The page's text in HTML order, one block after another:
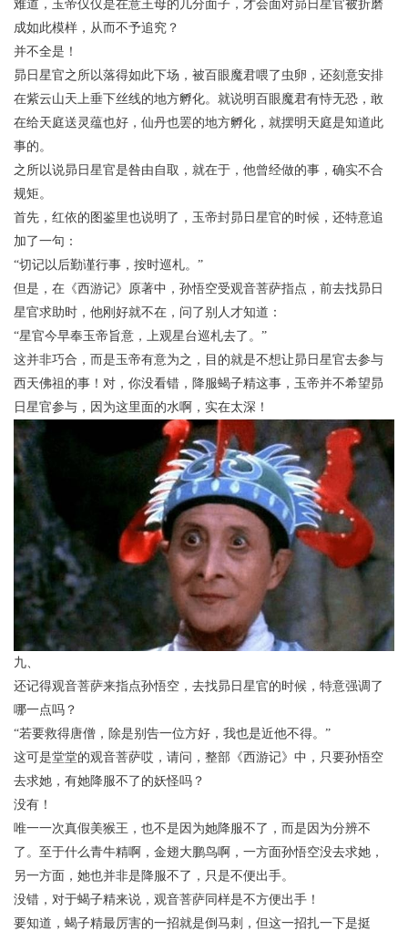
难道，玉帝仅仅是在意王母的几分面子，才会面对昴日星官被折磨
成如此模样，从而不予追究？
并不全是！
昴日星官之所以落得如此下场，被百眼魔君喂了虫卵，还刻意安排
在紫云山天上垂下丝线的地方孵化。就说明百眼魔君有恃无恐，敢
在给天庭送灵蕴也好，仙丹也罢的地方孵化，就摆明天庭是知道此
事的。
之所以说昴日星官是咎由自取，就在于，他曾经做的事，确实不合
规矩。
首先，红依的图鉴里也说明了，玉帝封昴日星官的时候，还特意追
加了一句：
“切记以后勤谨行事，按时巡札。”
但是，在《西游记》原著中，孙悟空受观音菩萨指点，前去找昴日
星官求助时，他刚好就不在，问了别人才知道：
“星官今早奉玉帝旨意，上观星台巡札去了。”
这并非巧合，而是玉帝有意为之，目的就是不想让昴日星官去参与
西天佛祖的事！对，你没看错，降服蝎子精这事，玉帝并不希望昴
日星官参与，因为这里面的水啊，实在太深！
九、
还记得观音菩萨来指点孙悟空，去找昴日星官的时候，特意强调了
哪一点吗？
“若要救得唐僧，除是别告一位方好，我也是近他不得。”
这可是堂堂的观音菩萨哎，请问，整部《西游记》中，只要孙悟空
去求她，有她降服不了的妖怪吗？
没有！
唯一一次真假美猴王，也不是因为她降服不了，而是因为分辨不
了。至于什么青牛精啊，金翅大鹏鸟啊，一方面孙悟空没去求她，
另一方面，她也并非是降服不了，只是不便出手。
没错，对于蝎子精来说，观音菩萨同样是不方便出手！
要知道，蝎子精最厉害的一招就是倒马刺，但这一招扎一下是挺